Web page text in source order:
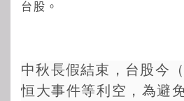
台股。
中秋長假結束，台股今
恒大事件等利空，為避